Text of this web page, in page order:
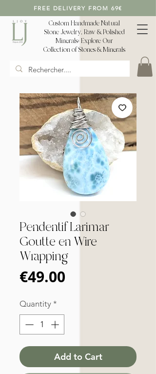
FREE DELIVERY FROM 69€
Custom Handmade Natural
Stone Jewelry, Raw & Polished
Minerals: Explore Our
Collection of Stones & Minerals
Pendentif Larimar
Goutte en Wire
Wrapping
€49.00
Quantity *
Add to Cart